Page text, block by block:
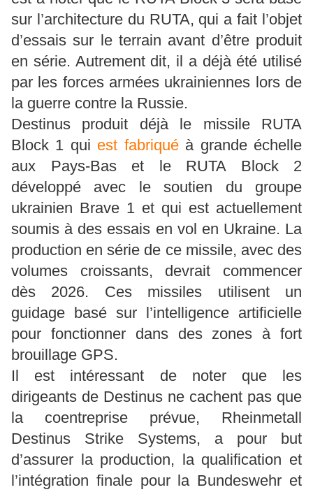
sur l’architecture du RUTA, qui a fait l’objet
d’essais sur le terrain avant d’être produit
en série. Autrement dit, il a déjà été utilisé
par les forces armées ukrainiennes lors de
la guerre contre la Russie.
Destinus produit déjà le missile RUTA
Block 1 qui est fabriquéà grande échelle
aux Pays-Bas et le RUTA Block 2
développé avec le soutien du groupe
ukrainien Brave 1 et qui est actuellement
soumis à des essais en vol en Ukraine. La
production en série de ce missile, avec des
volumes croissants, devrait commencer
dès 2026. Ces missiles utilisent un
guidage basé sur l’intelligence artificielle
pour fonctionner dans des zones à fort
brouillage GPS.
Il est intéressant de noter que les
dirigeants de Destinus ne cachent pas que
la coentreprise prévue, Rheinmetall
Destinus Strike Systems, a pour but
d’assurer la production, la qualification et
l’intégration finale pour la Bundeswehr et